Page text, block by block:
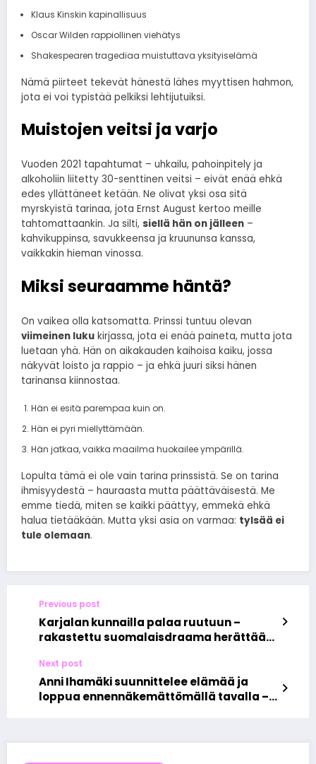
Klaus Kinskin kapinallisuus
Oscar Wilden rappiollinen viehätys
Shakespearen tragediaa muistuttava yksityiselämä
Nämä piirteet tekevät hänestä lähes myyttisen hahmon,
jota ei voi typistää pelkiksi lehtijutuiksi.
Muistojen veitsi ja varjo
Vuoden 2021 tapahtumat – uhkailu, pahoinpitely ja
alkoholiin liitetty 30-senttinen veitsi – eivät enää ehkä
edes yllättäneet ketään. Ne olivat yksi osa sitä
myrskyistä tarinaa, jota Ernst August kertoo meille
tahtomattaankin. Ja silti, siellä hän on jälleen –
kahvikuppinsa, savukkeensa ja kruununsa kanssa,
vaikkakin hieman vinossa.
Miksi seuraamme häntä?
On vaikea olla katsomatta. Prinssi tuntuu olevan
viimeinen luku kirjassa, jota ei enää paineta, mutta jota
luetaan yhä. Hän on aikakauden kaihoisa kaiku, jossa
näkyvät loisto ja rappio – ja ehkä juuri siksi hänen
tarinansa kiinnostaa.
Hän ei esitä parempaa kuin on.
Hän ei pyri miellyttämään.
Hän jatkaa, vaikka maailma huokailee ympärillä.
Lopulta tämä ei ole vain tarina prinssistä. Se on tarina
ihmisyydestä – hauraasta mutta päättäväisestä. Me
emme tiedä, miten se kaikki päättyy, emmekä ehkä
halua tietääkään. Mutta yksi asia on varmaa: tylsää ei
tule olemaan.
Previous post
Karjalan kunnailla palaa ruutuun –
rakastettu suomalaisdraama herättää
Next post
Anni Ihamäki suunnittelee elämää ja
loppua ennennäkemättömällä tavalla –